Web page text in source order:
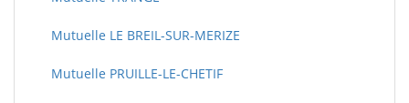
Mutuelle LE BREIL-SUR-MERIZE
Mutuelle PRUILLE-LE-CHETIF